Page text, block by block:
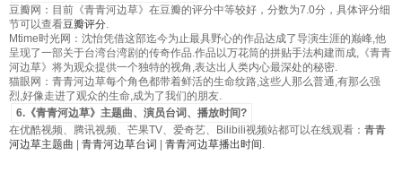
豆瓣网：目前《青青河边草》在豆瓣的评分中等较好，分数为7.0分，具体评分细
节可以查看豆瓣评分.
Mtime时光网：沈怡凭借这部迄今为止最具野心的作品达成了导演生涯的巅峰,他
呈现了一部关于台湾台湾剧的传奇作品.作品以万花筒的拼贴手法构建而成,《青青
河边草》将为观众提供一个独特的视角,表达出人类内心最深处的秘密.
猫眼网：青青河边草每个角色都带着鲜活的生命纹路,这些人那么普通,有那么强
烈,好像走进了观众的生命,成为了我们的朋友.
6.《青青河边草》主题曲、演员台词、播放时间?
在优酷视频、腾讯视频、芒果TV、爱奇艺、Bilibili视频站都可以在线观看： 青青
河边草主题曲
青青河边草台词 青青河边草播出时间 .